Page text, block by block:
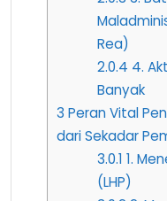
Rea)
2.0.4 4.
Banyak
3 Peran Vital
dari Sekadar
3.0.1 1.
(LHP)